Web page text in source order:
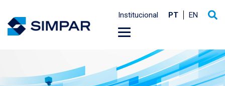
Institucional PT EN